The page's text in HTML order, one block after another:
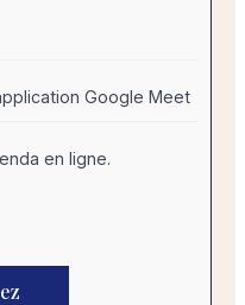
Google Meet
en ligne.